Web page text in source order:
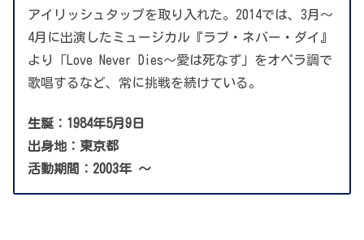
アイリッシュタップを取り入れた。2014では、3月～
4月に出演したミュージカル『ラブ・ネバー・ダイ』
より「Love Never Dies〜愛は死なず」をオペラ調で
歌唱するなど、常に挑戦を続けている。
生誕：1984年5月9日
出身地：東京都
活動期間：2003年 ～